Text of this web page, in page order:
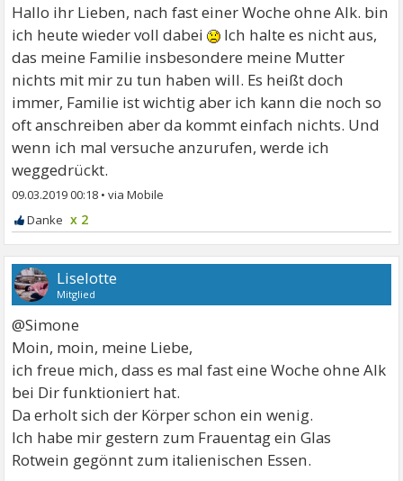
Hallo ihr Lieben, nach fast einer Woche ohne Alk. bin
ich heute wieder voll dabei
Ich halte es nicht aus,
das meine Familie insbesondere meine Mutter
nichts mit mir zu tun haben will. Es heißt doch
immer, Familie ist wichtig aber ich kann die noch so
oft anschreiben aber da kommt einfach nichts. Und
wenn ich mal versuche anzurufen, werde ich
weggedrückt.
09.03.2019 00:18 •
x 2
Liselotte
Mitglied
@Simone
Moin, moin, meine Liebe,
ich freue mich, dass es mal fast eine Woche ohne Alk
bei Dir funktioniert hat.
Da erholt sich der Körper schon ein wenig.
Ich habe mir gestern zum Frauentag ein Glas
Rotwein gegönnt zum italienischen Essen.